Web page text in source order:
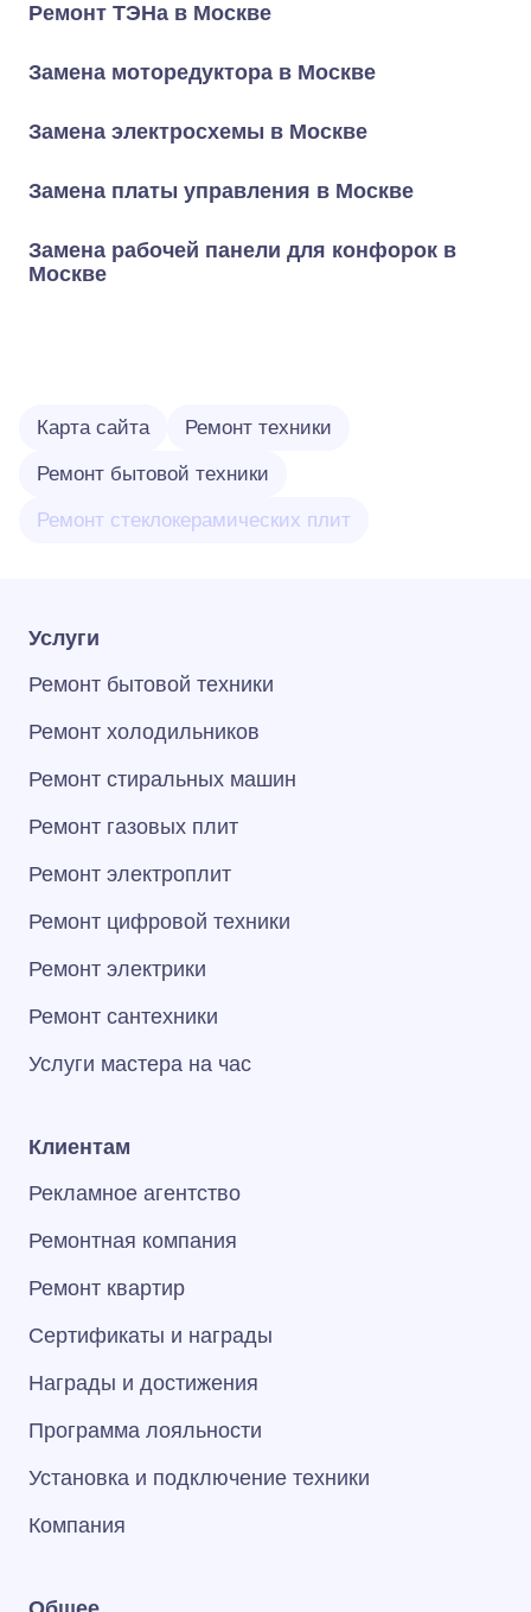
Ремонт ТЭНа в Москве
Замена моторедуктора в Москве
Замена электросхемы в Москве
Замена платы управления в Москве
Замена рабочей панели для конфорок в
Москве
Карта сайта Ремонт техники
Ремонт бытовой техники
Ремонт стеклокерамических плит
Услуги
Ремонт бытовой техники
Ремонт холодильников
Ремонт стиральных машин
Ремонт газовых плит
Ремонт электроплит
Ремонт цифровой техники
Ремонт электрики
Ремонт сантехники
Услуги мастера на час
Клиентам
Рекламное агентство
Ремонтная компания
Ремонт квартир
Сертификаты и награды
Награды и достижения
Программа лояльности
Установка и подключение техники
Компания